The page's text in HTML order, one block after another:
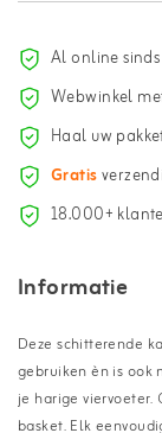
Al online sinds
Webwinkel
Haal uw
Gratis
18.000+
Informatie
Deze schitterende
gebruiken èn is ook
je harige
basket. Elk